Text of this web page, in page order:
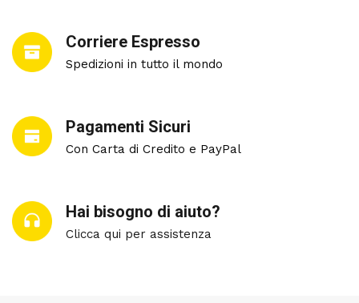
Corriere Espresso
Spedizioni in tutto il mondo
Pagamenti Sicuri
Con Carta di Credito e PayPal
Hai bisogno di aiuto?
Clicca qui per assistenza